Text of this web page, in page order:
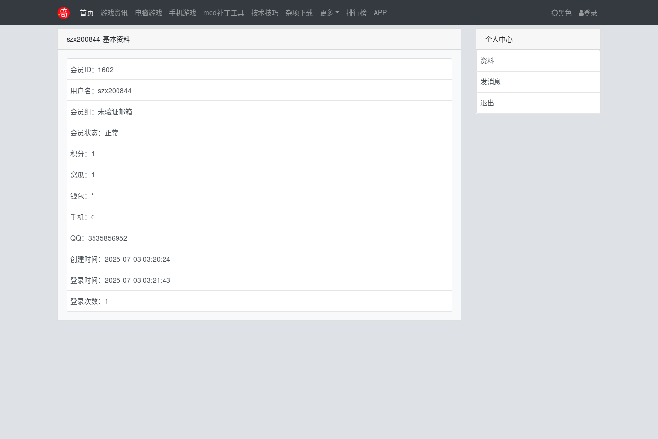
首页 游戏资讯 电脑游戏 手机游戏 mod补丁工具 技术技巧 杂项下载 更多 排行榜 APP 黑色 登录
szx200844-基本资料
会员ID：1602
用户名：szx200844
会员组：未验证邮箱
会员状态：正常
积分：1
窝瓜：1
钱包：*
手机：0
QQ：3535856952
创建时间：2025-07-03 03:20:24
登录时间：2025-07-03 03:21:43
登录次数：1
个人中心
资料
发消息
退出